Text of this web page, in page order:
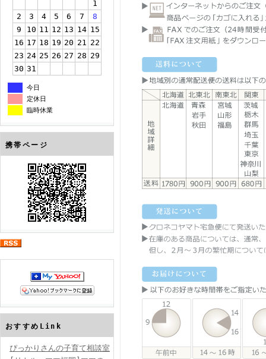
1
2
3 4 5 6 7
8
9
10 11 12 13 14 15
16 17 18 19 20 21 22
23 24 25 26 27 28 29
30 31
今日
定休日
臨時休業
携帯ページ
おすすめLink
ぴっかりさんの子育て相談室